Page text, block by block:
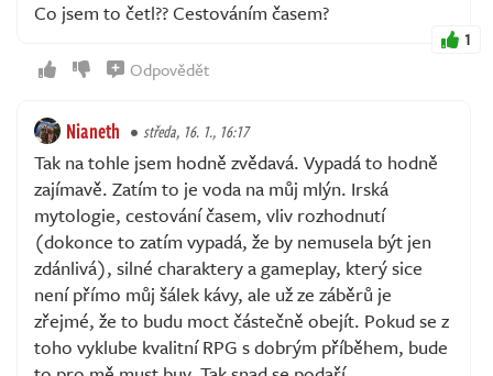
Co jsem to četl?? Cestováním časem?
1
Odpovědět
Nianeth středa, 16. 1., 16:17
Tak na tohle jsem hodně zvědavá. Vypadá to hodně
zajímavě. Zatím to je voda na můj mlýn. Irská
mytologie, cestování časem, vliv rozhodnutí
(dokonce to zatím vypadá, že by nemusela být jen
zdánlivá), silné charaktery a gameplay, který sice
není přímo můj šálek kávy, ale už ze záběrů je
zřejmé, že to budu moct částečně obejít. Pokud se z
toho vyklube kvalitní RPG s dobrým příběhem, bude